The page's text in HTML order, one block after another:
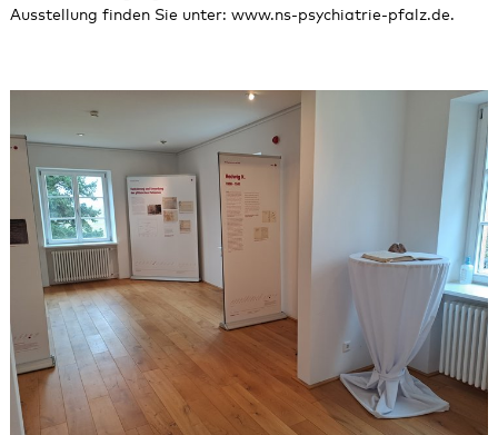
Ausstellung finden Sie unter: www.ns-psychiatrie-pfalz.de.